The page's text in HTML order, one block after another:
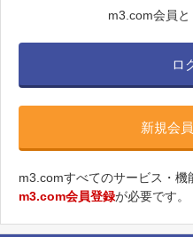
m3.com会員
ロ
新規会
m3.comすべてのサービス・機
m3.com会員登録が必要です。